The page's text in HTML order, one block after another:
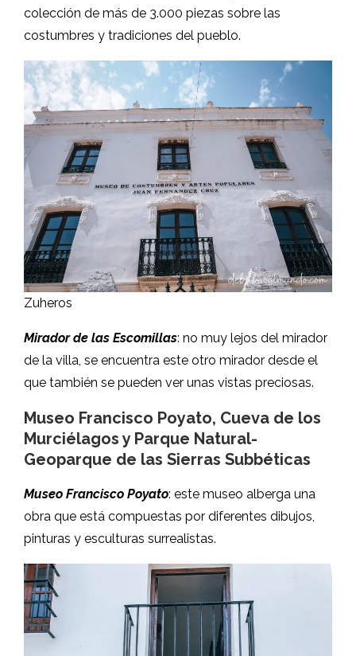
colección de más de 3.000 piezas sobre las
costumbres y tradiciones del pueblo.
Zuheros
Mirador de las Escomillas: no muy lejos del mirador
de la villa, se encuentra este otro mirador desde el
que también se pueden ver unas vistas preciosas.
Museo Francisco Poyato, Cueva de los
Murciélagos y Parque Natural-
Geoparque de las Sierras Subbéticas
Museo Francisco Poyato: este museo alberga una
obra que está compuestas por diferentes dibujos,
pinturas y esculturas surrealistas.